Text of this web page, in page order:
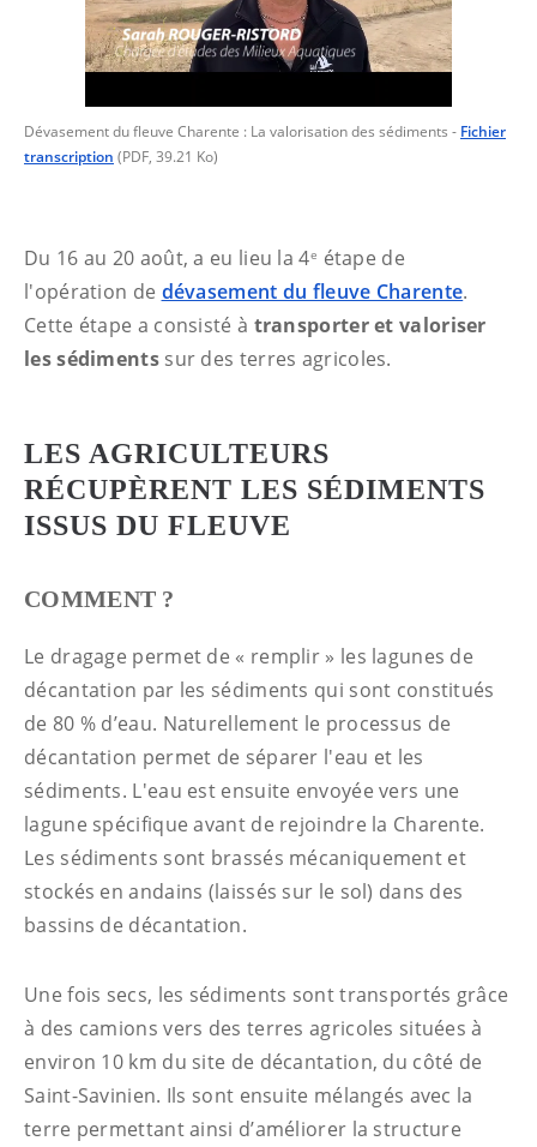
Dévasement du fleuve Charente : La valorisation des sédiments - Fichier
transcription (PDF, 39.21 Ko)
Du 16 au 20 août, a eu lieu la 4e étape de
l'opération de dévasement du fleuve Charente.
Cette étape a consisté à transporter et valoriser
les sédimentssur des terres agricoles.
LES AGRICULTEURS
RÉCUPÈRENT LES SÉDIMENTS
ISSUS DU FLEUVE
COMMENT ?
Le dragage permet de « remplir » les lagunes de
décantation par les sédiments qui sont constitués
de 80 % d’eau. Naturellement le processus de
décantation permet de séparer l'eau et les
sédiments. L'eau est ensuite envoyée vers une
lagune spécifique avant de rejoindre la Charente.
Les sédiments sont brassés mécaniquement et
stockés en andains (laissés sur le sol) dans des
bassins de décantation.
Une fois secs, les sédiments sont transportés grâce
à des camions vers des terres agricoles situées à
environ 10 km du site de décantation, du côté de
Saint-Savinien. Ils sont ensuite mélangés avec la
terre permettant ainsi d’améliorer la structure